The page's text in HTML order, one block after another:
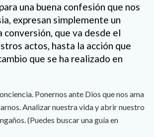
una buena confesión que nos
expresan simplemente un
conversión, que va desde el
actos, hasta la acción que
que se ha realizado en
Ponernos ante Dios que nos ama
Analizar nuestra vida y abrir nuestro
(Puedes buscar una guía en